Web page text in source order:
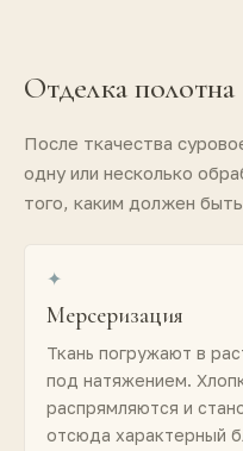
Отделка полотна
После ткачества
одну или несколько
того, каким должен
✦
Мерсеризация
Ткань погружают в
под натяжением.
распрямляются и
отсюда характерный